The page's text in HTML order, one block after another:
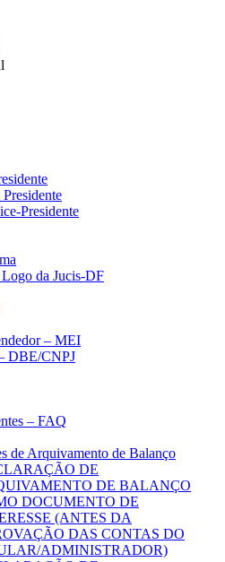
Presidente
da Jucis-DF
– MEI
DBE/CNPJ
– FAQ
de Arquivamento de Balanço
DE
DE BALANÇO
DOCUMENTO DE
(ANTES DA
DAS CONTAS DO
ADMINISTRADOR)